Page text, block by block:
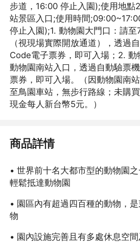
步道，16:00 停止入園);使用地點
站景區入口;使用時間
停止入園);1. 動物園大門口：請
（視現場實際開放通道），透過
Code電子票券，即可入場；2. 動
動物園南站入口，透過自動驗票
票券，即可入場。（因動物園南
至鳥園車站，無步行路線；未購
現金每人新台幣5元。）
商品詳情
• 世界前十名大都市型的動物園
輕鬆抵達動物園
• 園區內有超過四百種的動物，
物
• 園內設施完善且有多處休息空